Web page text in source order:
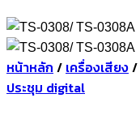
หน้าหลัก / เครื่องเสียง/
ประชุม digital